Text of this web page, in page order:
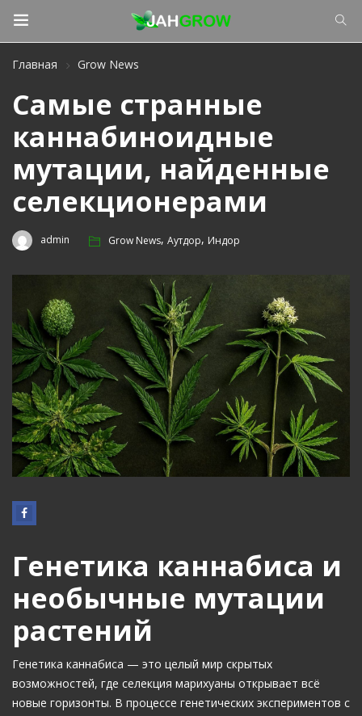
Главная Grow News
Самые странные
каннабиноидные
мутации, найденные
селекционерами
admin Grow News, Аутдор, Индор
Генетика каннабиса и
необычные мутации
растений
Генетика каннабиса — это целый мир скрытых
возможностей, где селекция марихуаны открывает всё
новые горизонты. В процессе генетических экспериментов с